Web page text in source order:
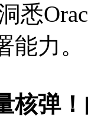
悉
能力。
核弹